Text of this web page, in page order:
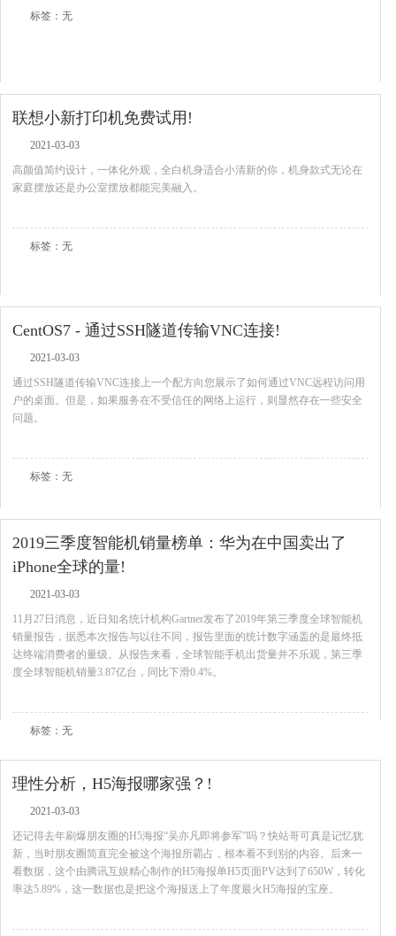
标签：无
联想小新打印机免费试用!
2021-03-03
高颜值简约设计，一体化外观，全白机身适合小清新的你，机身款式无论在
家庭摆放还是办公室摆放都能完美融入。
标签：无
CentOS7 - 通过SSH隧道传输VNC连接!
2021-03-03
通过SSH隧道传输VNC连接上一个配方向您展示了如何通过VNC远程访问用
户的桌面。但是，如果服务在不受信任的网络上运行，则显然存在一些安全
问题。
标签：无
2019三季度智能机销量榜单：华为在中国卖出了
iPhone全球的量!
2021-03-03
11月27日消息，近日知名统计机构Gartner发布了2019年第三季度全球智能机
销量报告，据悉本次报告与以往不同，报告里面的统计数字涵盖的是最终抵
达终端消费者的量级。从报告来看，全球智能手机出货量并不乐观，第三季
度全球智能机销量3.87亿台，同比下滑0.4%。
标签：无
理性分析，H5海报哪家强？!
2021-03-03
还记得去年刷爆朋友圈的H5海报“吴亦凡即将参军”吗？快站哥可真是记忆犹
新，当时朋友圈简直完全被这个海报所霸占，根本看不到别的内容。后来一
看数据，这个由腾讯互娱精心制作的H5海报单H5页面PV达到了650W，转化
率达5.89%，这一数据也是把这个海报送上了年度最火H5海报的宝座。